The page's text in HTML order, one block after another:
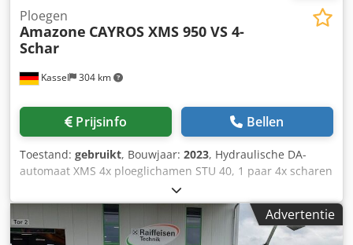
Kassel 304 km
Ploegen
Amazone CAYROS XMS 950 VS 4-
Schar
Prijsinfo Bellen
Toestand: gebruikt, Bouwjaar: 2023, Hydraulische DA-
automaat XMS 4x ploeglichamen STU 40, 1 paar 4x scharen
430 HD, 1 paar aanlagbeschermers, 1 paar 4x voorscharen
M0 RH65-85 schijfkouters DM 500 voor hydraulische zware
steenbeveiliging, pendelend steunwiel DM680. Dcedotvf
Rwopfx Aqpjk
Advertentie